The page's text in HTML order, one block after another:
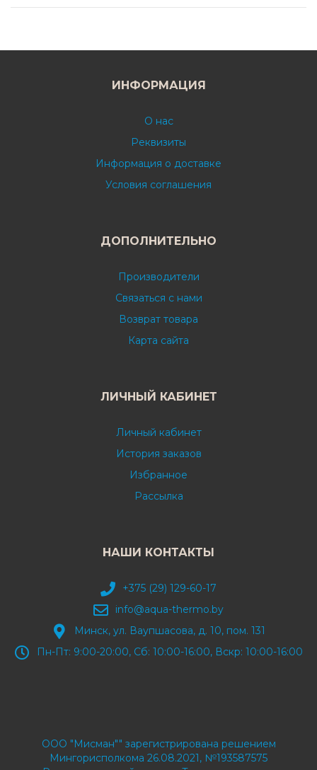
ИНФОРМАЦИЯ
О нас
Реквизиты
Информация о доставке
Условия соглашения
ДОПОЛНИТЕЛЬНО
Производители
Связаться с нами
Возврат товара
Карта сайта
ЛИЧНЫЙ КАБИНЕТ
Личный кабинет
История заказов
Избранное
Рассылка
НАШИ КОНТАКТЫ
+375 (29) 129-60-17
info@aqua-thermo.by
Минск, ул. Ваупшасова, д. 10, пом. 131
Пн-Пт: 9:00-20:00, Сб: 10:00-16:00, Вскр: 10:00-16:00
ООО "Мисман"" зарегистрирована решением
Мингорисполкома 26.08.2021, №193587575